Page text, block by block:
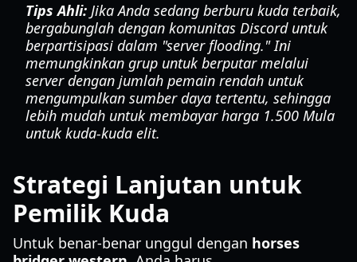
Tips Ahli: Jika Anda sedang berburu kuda terbaik,
bergabunglah dengan komunitas Discord untuk
berpartisipasi dalam "server flooding." Ini
memungkinkan grup untuk berputar melalui
server dengan jumlah pemain rendah untuk
mengumpulkan sumber daya tertentu, sehingga
lebih mudah untuk membayar harga 1.500 Mula
untuk kuda-kuda elit.
Strategi Lanjutan untuk
Pemilik Kuda
Untuk benar-benar unggul dengan horses